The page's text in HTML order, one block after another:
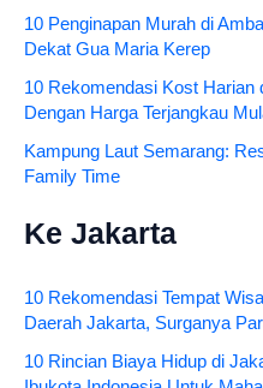
10 Penginapan Murah di
Dekat Gua Maria Kerep
10 Rekomendasi Kost Harian
Dengan Harga Terjangkau
Kampung Laut Semarang:
Family Time
Ke Jakarta
10 Rekomendasi Tempat
Daerah Jakarta, Surganya
10 Rincian Biaya Hidup di